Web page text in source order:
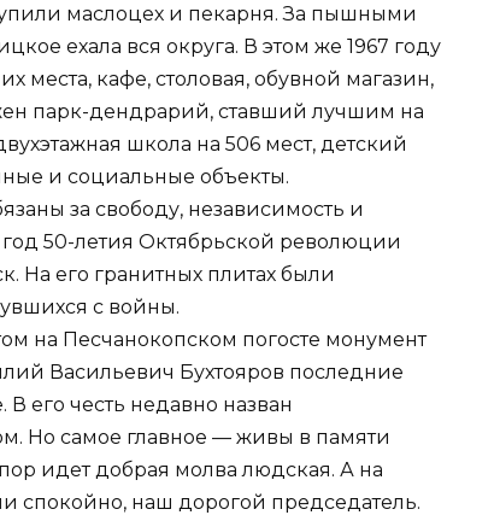
маслоцех и пекарня. За пышными
ехала вся округа. В этом же 1967 году
места, кафе, столовая, обувной магазин,
парк-дендрарий, ставший лучшим на
школа на 506 мест, детский
и социальные объекты.
за свободу, независимость и
50-летия Октябрьской революции
На его гранитных плитах были
с войны.
на Песчанокопском погосте монумент
Васильевич Бухтояров последние
его честь недавно назван
Но самое главное — живы в памяти
идет добрая молва людская. А на
спокойно, наш дорогой председатель.